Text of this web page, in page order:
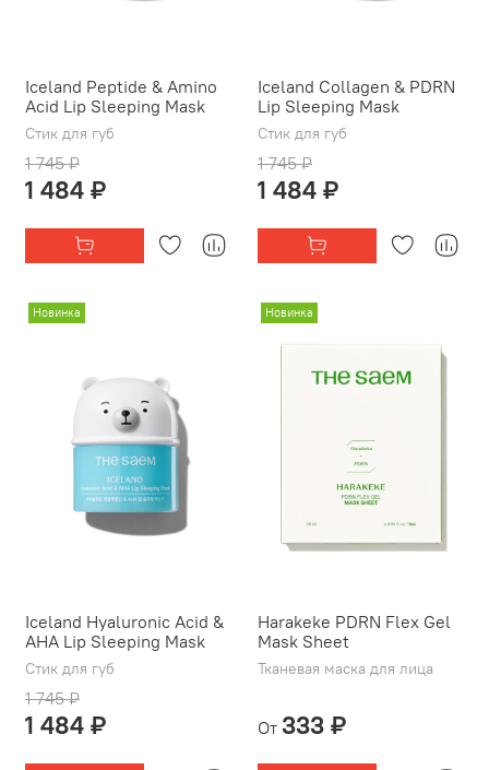
Iceland Peptide & Amino
Acid Lip Sleeping Mask
Стик для губ
1 745 ₽
1 484 ₽
Iceland Collagen & PDRN
Lip Sleeping Mask
Стик для губ
1 745 ₽
1 484 ₽
Новинка
Iceland Hyaluronic Acid &
AHA Lip Sleeping Mask
Стик для губ
1 745 ₽
1 484 ₽
Новинка
Harakeke PDRN Flex Gel
Mask Sheet
Тканевая маска для лица
От 333 ₽